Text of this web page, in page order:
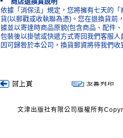
依據「消保法」規定，您將擁有七天的
貨(以郵戳或收執聯為憑)。您在退換貨前
據並以寄達時商品原貌(包含商品、配件
包裝後以掛號或快遞方式寄回我們客服
因可歸咎於本公司，換貨郵資將待我們
文津出版社有限公司版權所有